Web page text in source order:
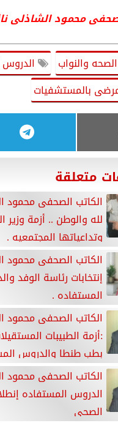
محمود الشاذلى
والنواب
بالمستشفيات
متعلقة
الكاتب الصحفى محمود
لله والوطن .. أزمة وزير
وتداعياتها المجتمعيه .
الكاتب الصحفى محمود
إنتخابات رئاسة الوفد
المستفاده .
الكاتب الصحفى محمود
:أزمة الطبيبات
بطب طنطا والدروس
الكاتب الصحفى محمود
الدروس المستفاده
الصحى